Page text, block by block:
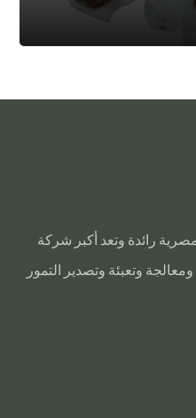
رائدة وتعد أكبر شركة
وتعبئة وتصدير التمور